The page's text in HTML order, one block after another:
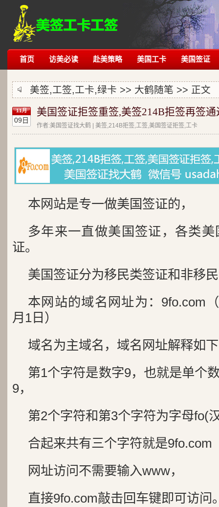
首页 访美必读 赴美策略 美国工卡 美国签证
美签,工签,工卡,绿卡 >> 大鹤随笔 >> 正文
11月
09日
美国签证拒签重签,美签214B拒签再签通
作者:美国签证找大鹤 | 美签,214B拒签,工签,美国签证拒签,工卡
本网站是专一做美国签证的，
多年来一直做美国签证，各类
证。
美国签证分为移民类签证和非移
本网站的域名网址为：9fo.com
月1日）
域名为主域名，域名网址解释如
第1个字符是数字9，也就是单个
9，
第2个字符和第3个字符为字母fo(
合起来共有三个字符就是9fo.com
网址访问不需要输入www，
直接9fo.com敲击回车键即可访问